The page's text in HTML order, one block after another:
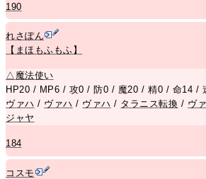
190
れさぽん
【まほもふもふ】
△ 魔法使い
HP20 / MP6 / 攻0 / 防0 / 魔20 / 精0 / 命14 /
ヴァハ / ヴァハ / ヴァハ / タラニス転換 / ヴ
ジャヤ
184
コスモ